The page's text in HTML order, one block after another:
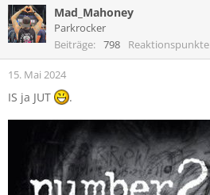
Mad_Mahoney
Parkrocker
Beiträge
798 Reaktionspunkte
15. Mai 2024
IS ja JUT .